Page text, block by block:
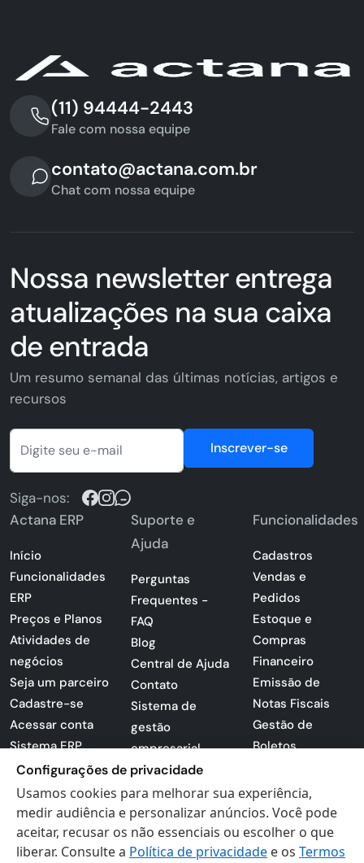
(11) 94444-2443
Fale com nossa equipe
contato@actana.com.br
Chat com nossa equipe
Nossa newsletter entrega
atualizações na sua caixa
de entrada
Um resumo semanal das últimas notícias, artigos e
recursos
Inscrever-se
Siga-nos:
Actana ERP
Início
Funcionalidades
ERP
Preços e Planos
Atividades de
negócios
Seja um parceiro
Cadastre-se
Acessar conta
Sistema ERP
Apresentação
PDF
Loja -
Certificados
Digitais
Suporte e
Ajuda
Perguntas
Frequentes -
FAQ
Blog
Central de Ajuda
Contato
Sistema de
gestão
empresarial
Sistema para
lojas
Preferências de
cookies
Politica de
Funcionalidades
Cadastros
Vendas e
Pedidos
Estoque e
Compras
Financeiro
Emissão de
Notas Fiscais
Gestão de
Boletos
Configurações de privacidade
Usamos cookies para melhorar sua experiência,
medir audiência e personalizar anúncios. Você pode
aceitar, recusar os não essenciais ou escolher o que
liberar. Consulte a Política de privacidade e os Termos